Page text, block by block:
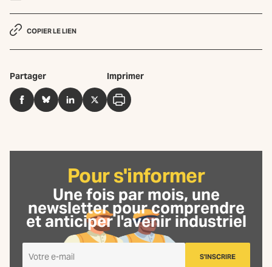
COPIER LE LIEN
Partager
FacebookBlueSkyLinkedInTwitter
Imprimer
Imprimer
Pour s'informer
Une fois par mois, une
newsletterpour comprendre
et anticiper l'avenir industriel
m'inscris
S'INSCRIRE